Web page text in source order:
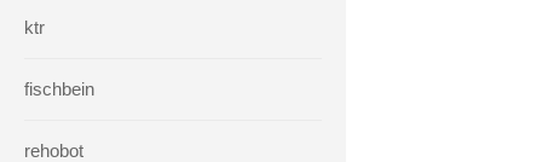
ktr
fischbein
rehobot